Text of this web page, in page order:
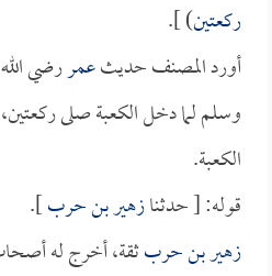
ركعتين) ].
أورد المصنف حديثعمررضي
وسلم لما دخل الكعبة صلى ركعتين،
الكعبة.
قوله: [ حدثنازهير بن حرب].
زهير بن حربثقة، أخرج له